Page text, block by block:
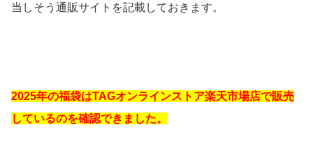
当しそう通販サイトを記載しておきます。
2025年の福袋はTAGオンラインストア楽天市場店で販売
しているのを確認できました。